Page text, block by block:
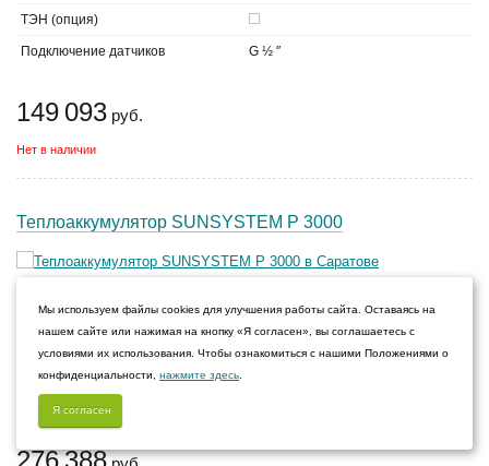
ТЭН (опция)
Подключение датчиков G ½ ″
149 093 руб.
Нет в наличии
Теплоаккумулятор SUNSYSTEM P 3000
Способ установки напольный
Объем бака для воды 3000 л
ТЭН (опция)
Максимальное рабочее давление
276 388
Мы используем файлы cookies для улучшения работы сайта. Оставаясь на
нашем сайте или нажимая на кнопку «Я согласен», вы соглашаетесь с
условиями их использования. Чтобы ознакомиться с нашими Положениями о
конфиденциальности, нажмите здесь
Я согласен